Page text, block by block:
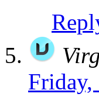
Friday,